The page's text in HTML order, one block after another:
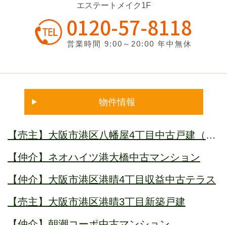
エステートメイク1F
0120-57-8118
営業時間 9:00～20:00 年中無休
物件情報
【売主】大阪市港区八幡屋4丁目中古戸建（借
【仲介】ネオハイツ港大橋中古マンション
【仲介】大阪市港区港晴4丁目収益中古テラス
【売主】大阪市港区港晴3丁目新築戸建